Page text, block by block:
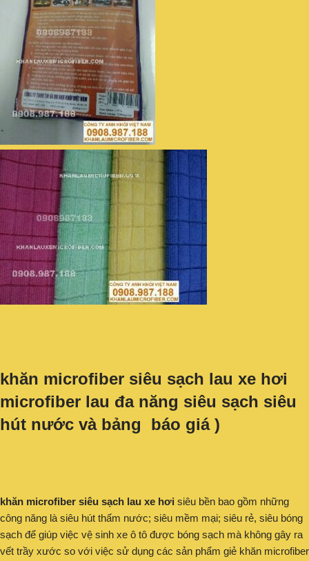
khăn microfiber siêu sạch lau xe hơi
microfiber lau đa năng siêu sạch siêu
hút nước và bảng báo giá )
khăn microfiber siêu sạch lau xe hơi siêu bền bao gồm những
công năng là siêu hút thấm nước; siêu mềm mại; siêu rẻ, siêu bóng
sạch để giúp việc vệ sinh xe ô tô được bóng sạch mà không gây ra
vết trầy xước so với việc sử dụng các sản phẩm giẻ khăn microfiber